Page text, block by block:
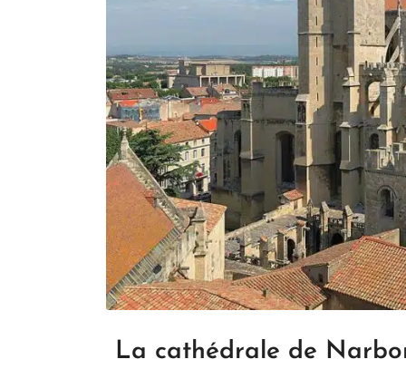
La cathédrale de